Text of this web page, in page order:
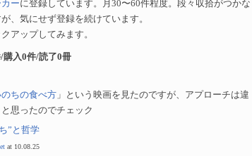
ーに登録しています。月30〜60件程度。段々収拾がつかな
、気にせず登録を続けています。
アップしてみます。
購入0件/読了0冊
のちの食べ方 」という映画を見たのですが、アプローチは違
思ったのでチェック
”と哲学
at 10.08.25